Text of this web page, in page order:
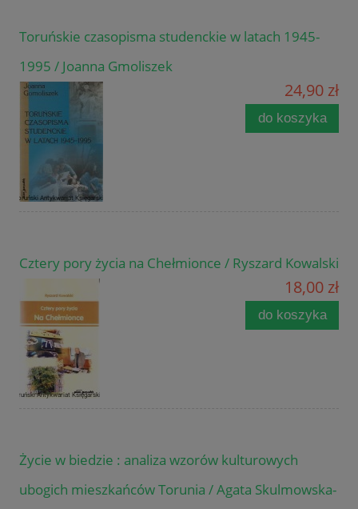
Toruńskie czasopisma studenckie w latach 1945-
1995 / Joanna Gmoliszek
24,90 zł
do koszyka
Cztery pory życia na Chełmionce / Ryszard Kowalski
18,00 zł
do koszyka
Życie w biedzie : analiza wzorów kulturowych
ubogich mieszkańców Torunia / Agata Skulmowska-